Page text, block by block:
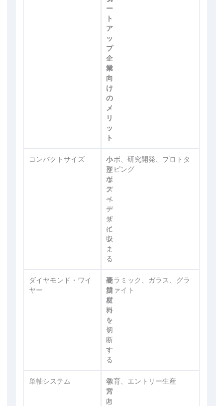
ー
ト
ア
ッ
プ
企
業
向
け
の
メ
リ
ッ
ト
コンパクトサイズ
小
型
ボ
デ
ィ
デ
ザ
イ
ン
小
さ
な
ス
ペ
ー
ス
に
収
ま
る
ラボ、研究開発、プロトタ
イピング
ダイヤモンド・ワイ
ヤー
硬
質
材
料
を
切
断
す
る
高
精
度
カ
ッ
ト
セラミック、ガラス、グラ
ファイト
単軸システム
一
方
向
学
習
と
教育、エントリー生産